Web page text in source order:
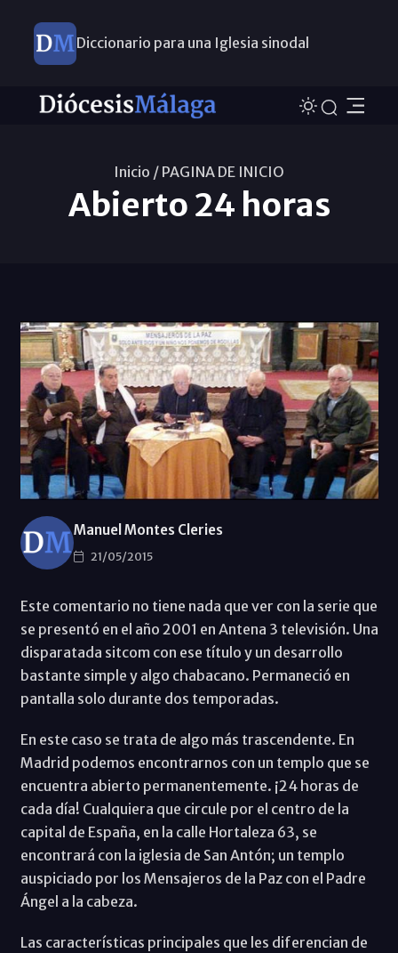
Diccionario para una Iglesia sinodal
Nuevos nombramientos
Inicio / PAGINA DE INICIO
Abierto 24 horas
Manuel Montes Cleries
21/05/2015
Este comentario no tiene nada que ver con la serie que
se presentó en el año 2001 en Antena 3 televisión. Una
disparatada sitcom con ese título y un desarrollo
bastante simple y algo chabacano. Permaneció en
pantalla solo durante dos temporadas.
En este caso se trata de algo más trascendente. En
Madrid podemos encontrarnos con un templo que se
encuentra abierto permanentemente. ¡24 horas de
cada día! Cualquiera que circule por el centro de la
capital de España, en la calle Hortaleza 63, se
encontrará con la iglesia de San Antón; un templo
auspiciado por los Mensajeros de la Paz con el Padre
Ángel a la cabeza.
Las características principales que les diferencian de